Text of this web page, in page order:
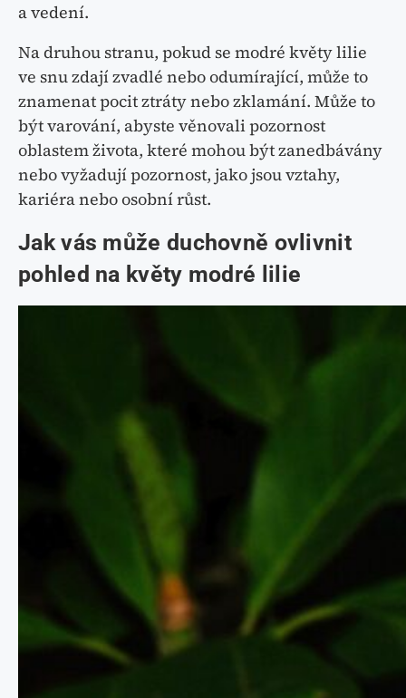
a vedení.
Na druhou stranu, pokud se modré květy lilie
ve snu zdají zvadlé nebo odumírající, může to
znamenat pocit ztráty nebo zklamání. Může to
být varování, abyste věnovali pozornost
oblastem života, které mohou být zanedbávány
nebo vyžadují pozornost, jako jsou vztahy,
kariéra nebo osobní růst.
Jak vás může duchovně ovlivnit
pohled na květy modré lilie